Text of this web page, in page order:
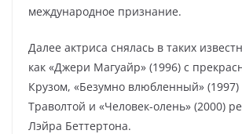
международное признание.
Далее актриса снялась в таких
как «Джери Магуайр» (1996) с
Крузом, «Безумно влюбленный»
Траволтой и «Человек-олень» (2000)
Лэйра Беттертона.